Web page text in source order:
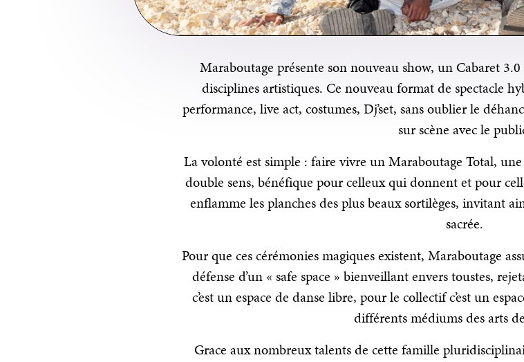
Maraboutage présente son nouveau show, un Cabaret
disciplines artistiques. Ce nouveau format de spectacle
performance, live act, costumes, Dj’set, sans oublier le
sur scène avec le
La volonté est simple : faire vivre un Maraboutage Total,
double sens, bénéfique pour celleux qui donnent et pour
enflamme les planches des plus beaux sortilèges, invitant
sacrée.
Pour que ces cérémonies magiques existent, Maraboutage
défense d’un « safe space » bienveillant envers toustes,
c’est un espace de danse libre, pour le collectif c’est un
différents médiums des arts
Grace aux nombreux talents de cette famille